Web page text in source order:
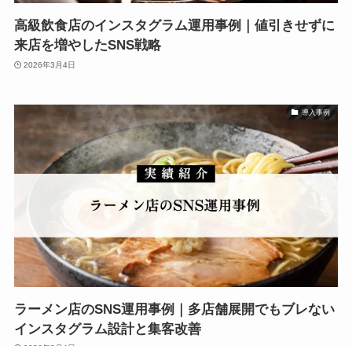
高級飲食店のインスタグラム運用事例｜値引きせずに
来店を増やしたSNS戦略
2026年3月4日
導入事例
ラーメン店のSNS運用事例｜多店舗展開でもブレない
インスタグラム設計と集客改善